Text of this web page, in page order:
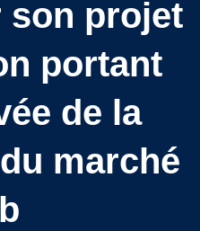
son projet
portant
de la
marché